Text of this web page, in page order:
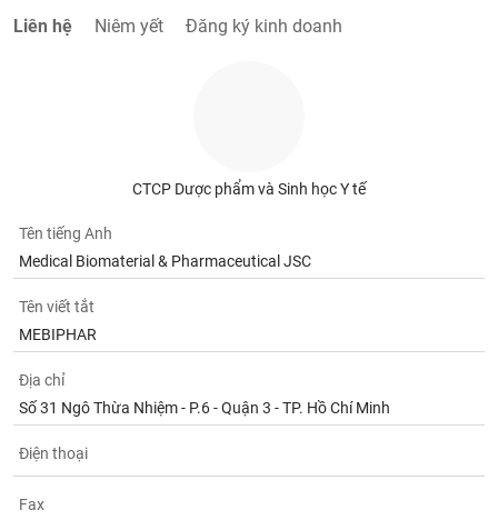
Liên hệ Niêm yết Đăng ký kinh doanh
CTCP Dược phẩm và Sinh học Y tế
Tên tiếng Anh
Medical Biomaterial & Pharmaceutical JSC
Tên viết tắt
MEBIPHAR
Địa chỉ
Số 31 Ngô Thừa Nhiệm - P.6 - Quận 3 - TP. Hồ Chí Minh
Điện thoại
Fax
tài